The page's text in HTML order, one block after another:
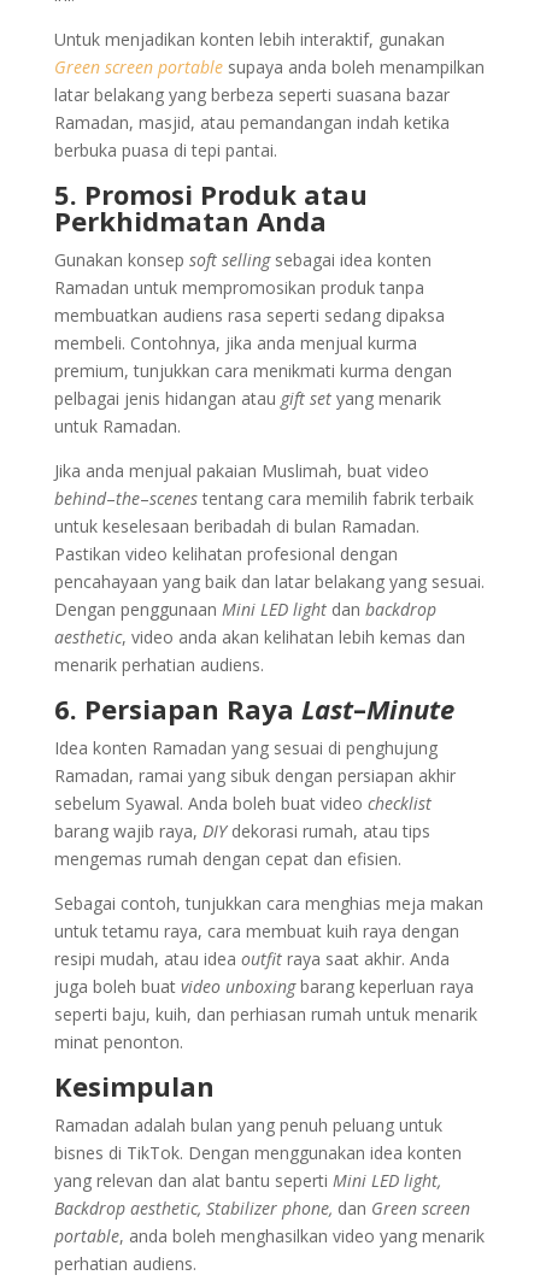
Untuk menjadikan konten lebih interaktif, gunakan
Green screen portable supaya anda boleh menampilkan
latar belakang yang berbeza seperti suasana bazar
Ramadan, masjid, atau pemandangan indah ketika
berbuka puasa di tepi pantai.
5. Promosi Produk atau
Perkhidmatan Anda
Gunakan konsep soft selling sebagai idea konten
Ramadan untuk mempromosikan produk tanpa
membuatkan audiens rasa seperti sedang dipaksa
membeli. Contohnya, jika anda menjual kurma
premium, tunjukkan cara menikmati kurma dengan
pelbagai jenis hidangan atau gift set yang menarik
untuk Ramadan.
Jika anda menjual pakaian Muslimah, buat video
behind–the–scenestentang cara memilih fabrik terbaik
untuk keselesaan beribadah di bulan Ramadan.
Pastikan video kelihatan profesional dengan
pencahayaan yang baik dan latar belakang yang sesuai.
Dengan penggunaan Mini LED lightdan backdrop
aesthetic, video anda akan kelihatan lebih kemas dan
menarik perhatian audiens.
6. Persiapan Raya Last–Minute
Idea konten Ramadan yang sesuai di penghujung
Ramadan, ramai yang sibuk dengan persiapan akhir
sebelum Syawal. Anda boleh buat video checklist
barang wajib raya, DIY dekorasi rumah, atau tips
mengemas rumah dengan cepat dan efisien.
Sebagai contoh, tunjukkan cara menghias meja makan
untuk tetamu raya, cara membuat kuih raya dengan
resipi mudah, atau idea outfit raya saat akhir. Anda
juga boleh buat video unboxingbarang keperluan raya
seperti baju, kuih, dan perhiasan rumah untuk menarik
minat penonton.
Kesimpulan
Ramadan adalah bulan yang penuh peluang untuk
bisnes di TikTok. Dengan menggunakan idea konten
yang relevan dan alat bantu seperti Mini LED light,
Backdrop aesthetic, Stabilizer phone, dan Green screen
portable, anda boleh menghasilkan video yang menarik
perhatian audiens.